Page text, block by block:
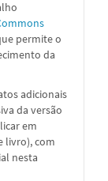
permite o
da
adicionais
da versão
em
livro), com
nesta